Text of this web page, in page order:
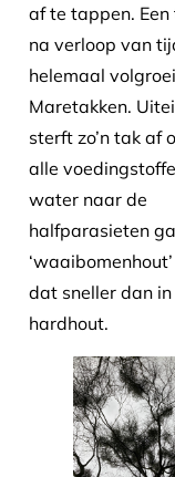
af te tappen. Een
na verloop van
helemaal
Maretakken.
sterft zo’n tak af
alle
water naar de
halfparasieten
dat sneller dan in
hardhout.